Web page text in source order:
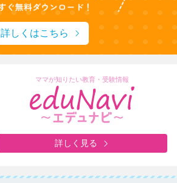
詳しくはこちら
ママが知りたい教育・受験情報
詳しく見る